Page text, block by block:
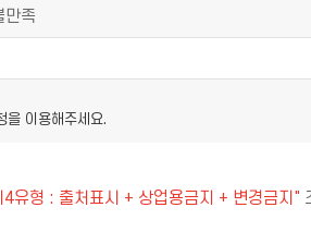
만족
을 이용해주세요.
4유형 : 출처표시 + 상업용금지 + 변경금지"